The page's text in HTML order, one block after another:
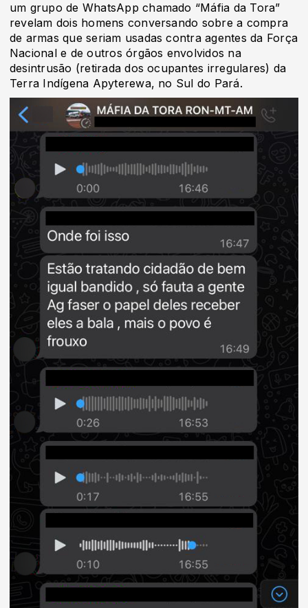
um grupo de WhatsApp chamado “Máfia da Tora”
revelam dois homens conversando sobre a compra
de armas que seriam usadas contra agentes da Força
Nacional e de outros órgãos envolvidos na
desintrusão (retirada dos ocupantes irregulares) da
Terra Indígena Apyterewa, no Sul do Pará.